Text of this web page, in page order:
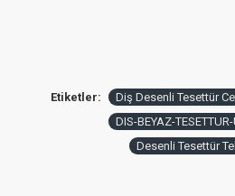
Etiketler:
Diş Desenli Tesettür
DIS-BEYAZ-
Desenli Tesettür